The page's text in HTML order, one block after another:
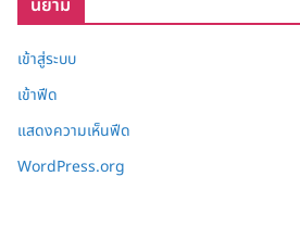
เข้าสู่ระบบ
เข้าฟีด
แสดงความเห็นฟีด
WordPress.org